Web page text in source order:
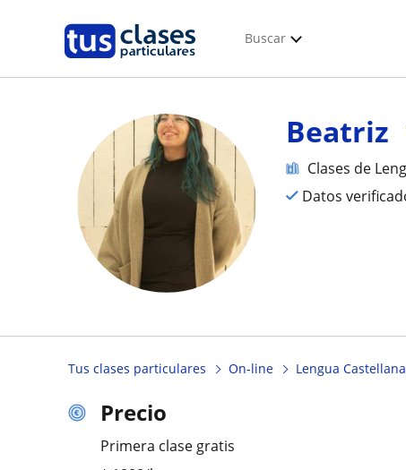
Buscar
Beatriz
Clases de
Datos
Tus clases particulares On-line Lengua
Precio
Primera clase gratis